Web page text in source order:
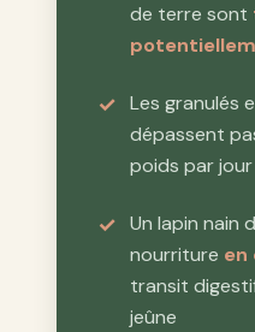
de terre sont
Les granulés
dépassent
poids par jour
Un lapin nain
nourriture en
transit
jeûne